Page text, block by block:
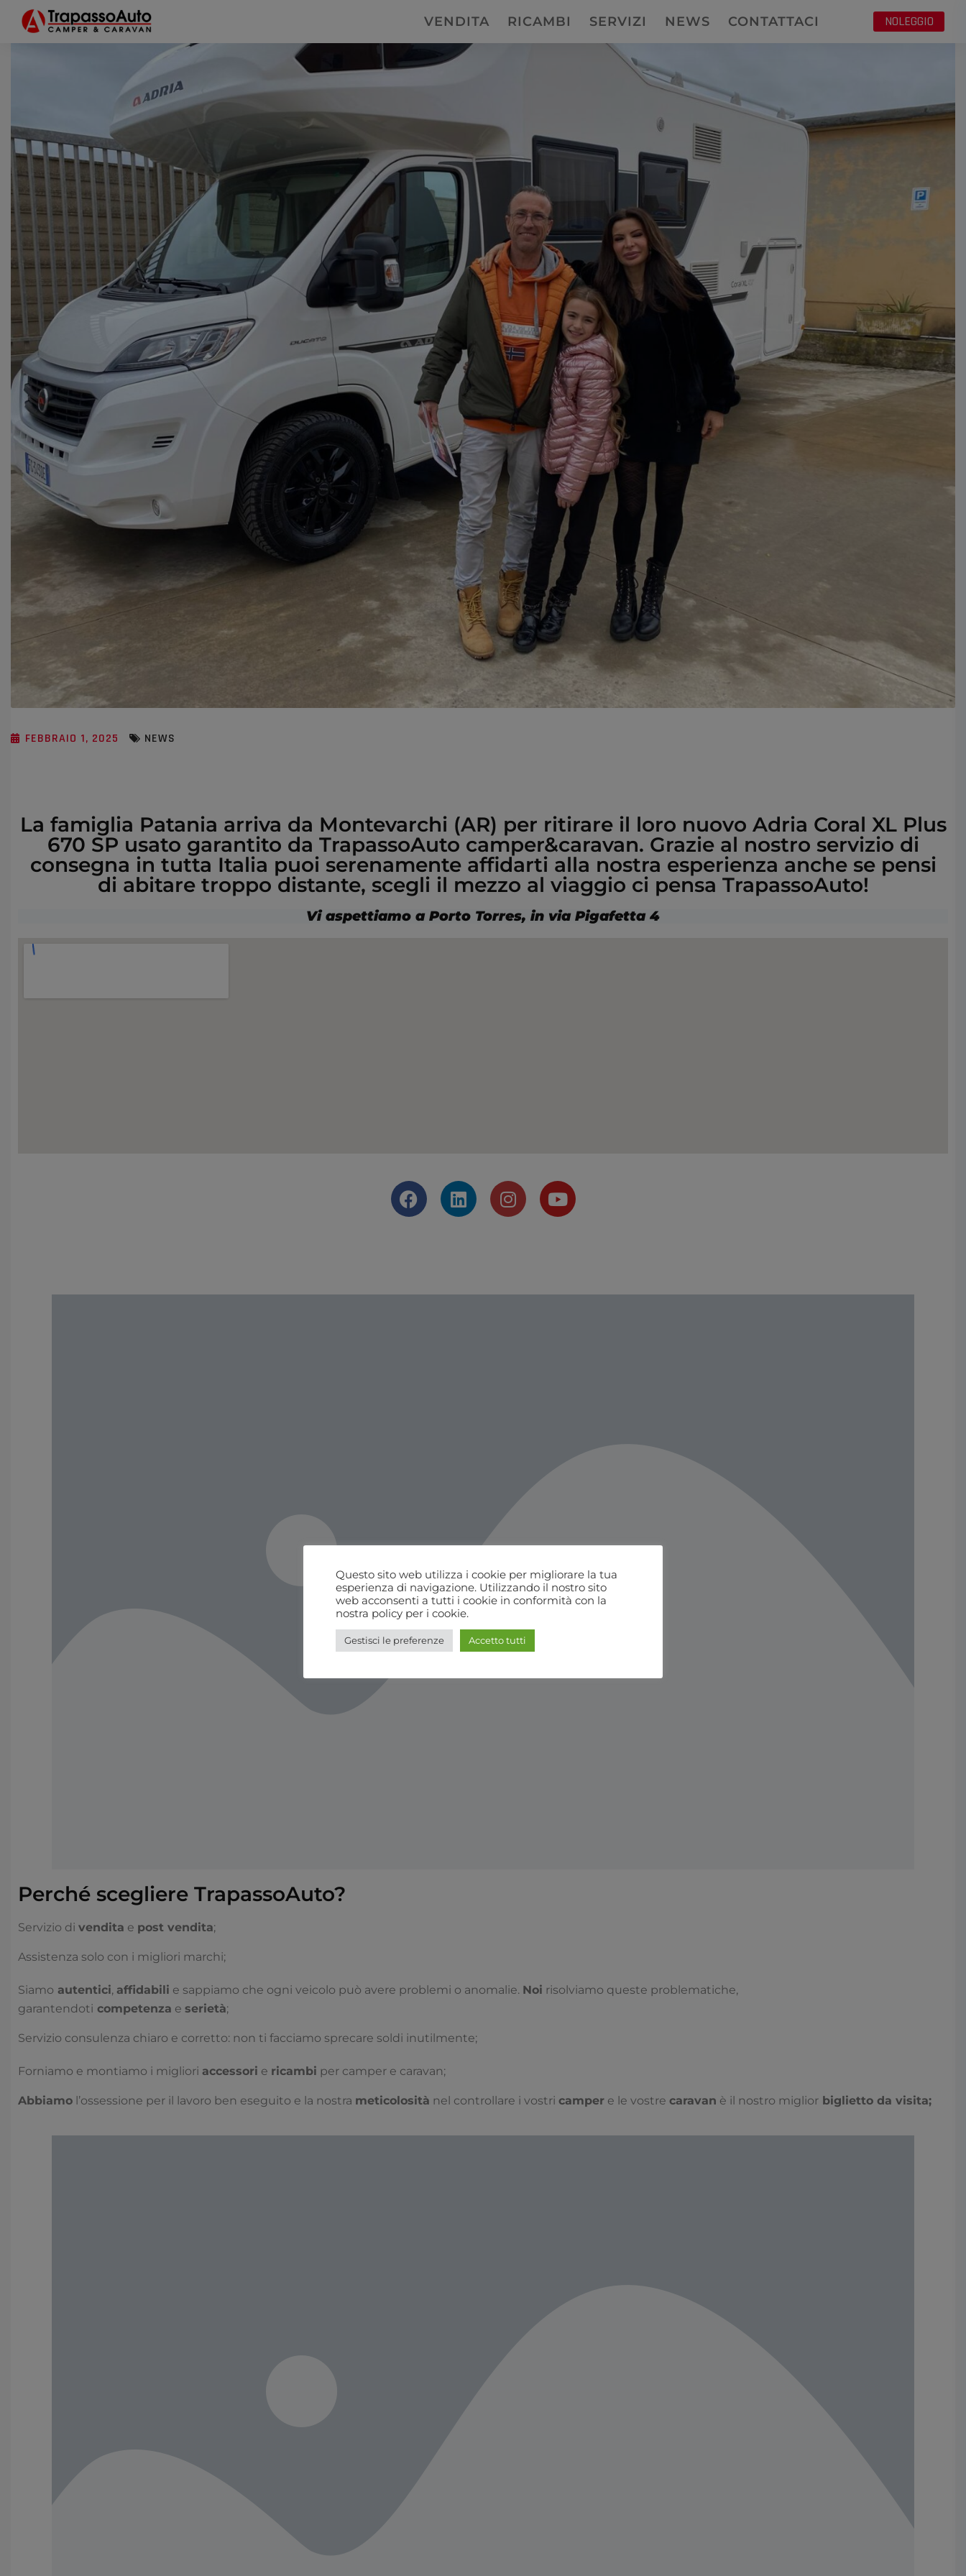
VENDITA RICAMBI SERVIZI NEWS CONTATTACI NOLEGGIO
FEBBRAIO 1, 2025 NEWS
La famiglia Patania arriva da Montevarchi (AR) per ritirare il loro nuovo Adria Coral XL Plus
670 SP usato garantito da TrapassoAuto camper&caravan. Grazie al nostro servizio di
consegna in tutta Italia puoi serenamente affidarti alla nostra esperienza anche se pensi
di abitare troppo distante, scegli il mezzo al viaggio ci pensa TrapassoAuto!
Vi aspettiamo a Porto Torres, in via Pigafetta 4
Perché scegliere TrapassoAuto?
Servizio di vendita e post vendita;
Assistenza solo con i migliori marchi;
Siamo autentici, affidabili e sappiamo che ogni veicolo può avere problemi o anomalie. Noi risolviamo queste problematiche,
garantendoti competenza e serietà;
Servizio consulenza chiaro e corretto: non ti facciamo sprecare soldi inutilmente;
Forniamo e montiamo i migliori accessori e ricambi per camper e caravan;
Abbiamo l’ossessione per il lavoro ben eseguito e la nostra meticolosità nel controllare i vostri camper e le vostre caravan è il nostro miglior biglietto da visita;
Questo sito web utilizza i cookie per migliorare la tua
esperienza di navigazione. Utilizzando il nostro sito
web acconsenti a tutti i cookie in conformità con la
nostra policy per i cookie.
Gestisci le preferenze Accetto tutti